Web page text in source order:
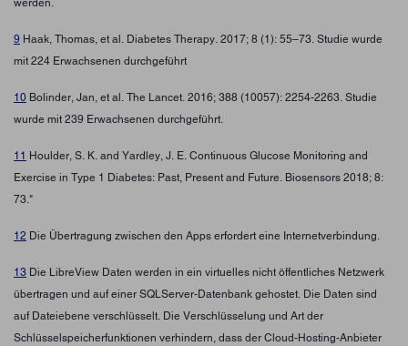
werden.
9 Haak, Thomas, et al. Diabetes Therapy. 2017; 8 (1): 55–73. Studie wurde
mit 224 Erwachsenen durchgeführt
10 Bolinder, Jan, et al. The Lancet. 2016; 388 (10057): 2254-2263. Studie
wurde mit 239 Erwachsenen durchgeführt.
11 Houlder, S. K. and Yardley, J. E. Continuous Glucose Monitoring and
Exercise in Type 1 Diabetes: Past, Present and Future. Biosensors 2018; 8:
73."
12 Die Übertragung zwischen den Apps erfordert eine Internetverbindung.
13 Die LibreView Daten werden in ein virtuelles nicht öffentliches Netzwerk
übertragen und auf einer SQLServer-Datenbank gehostet. Die Daten sind
auf Dateiebene verschlüsselt. Die Verschlüsselung und Art der
Schlüsselspeicherfunktionen verhindern, dass der Cloud-Hosting-Anbieter